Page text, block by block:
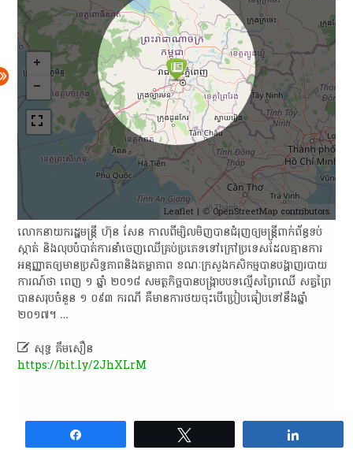
Leaflet | ©OpenStreetMapcontributors.
លោកនាយក​រដ្ឋមន្ត្រី ហ៊ុន សែន កាលពី​ម្សិលមិញ​បាន​ជំរុញ​ឲ្យ​មន្ត្រី​ពាក់ព័ន្ធ​ទប់​
ស្កាត់ និង​លុប​បំបាត់​ការ​នាំចេញ​ឈើ​គ្រប់​ប្រភេទ​ទៅ​ក្រៅ​ប្រទេស​ដែល​គ្មាន​ការ​
អនុញ្ញាត​ឲ្យ​មាន​ប្រសិទ្ធភាព​និង​តម្លាភាព ខណៈ​ក្រសួង​កសិកម្ម​បាន​បង្ហាញ​របាយ
ការណ៍​ថា ពេញ ១ ឆ្នាំ ២០១៨ សមត្ថកិច្ច​បាន​បង្ក្រាប​បទ​ល្មើស​ព្រៃឈើ សត្វ​ព្រៃ​
បាន​សរុប​ចំនួន ១ ០៩៣ ករណី គឺមាន​ការ​ថយ​ចុះ​បើ​ប្រៀប​ធៀប​ទៅ​នឹង​ឆ្នាំ
២០១៧។ …
 សុទ្ធ គឹមសឿន
https://bit.ly/2JhXLrM